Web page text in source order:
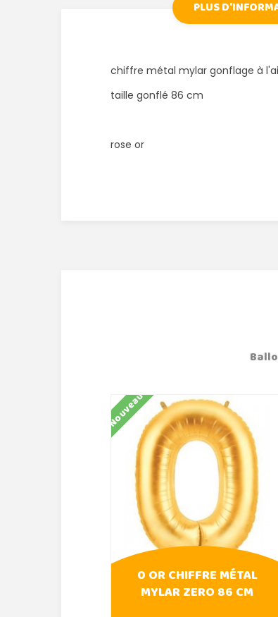
PLUS
chiffre métal mylar gonflage à
taille gonflé 86 cm
rose or
Nouveau
0 OR CHIFFRE MÉTAL
MYLAR ZERO 86 CM